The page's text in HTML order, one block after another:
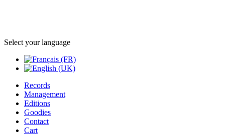
Select your language
Records
Management
Editions
Goodies
Contact
Cart